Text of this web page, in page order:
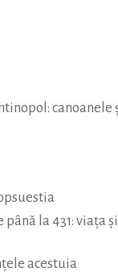
canoanele
la 431: viaţa şi
acestuia